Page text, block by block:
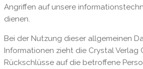
Angriffen auf unsere
dienen.
Bei der Nutzung dieser allgemeinen
Informationen zieht die Crystal Verlag
Rückschlüsse auf die betroffene